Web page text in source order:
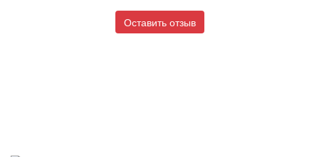
Оставить отзыв